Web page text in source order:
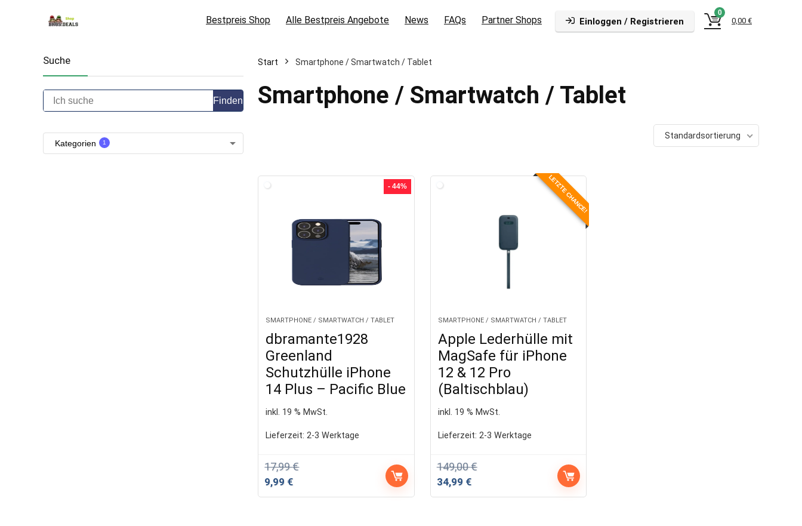
Bestpreis Shop Alle Bestpreis Angebote News FAQs Partner Shops Einloggen / Registrieren
0
0,00 €
Suche
Finden
Kategorien 1
Start Smartphone / Smartwatch / Tablet
Smartphone / Smartwatch / Tablet
Standardsortierung
- 44%
SMARTPHONE / SMARTWATCH / TABLET
dbramante1928
Greenland
Schutzhülle iPhone
14 Plus – Pacific Blue
17,99€
Ursprünglicher
9,99 €Aktueller
inkl. 19 % MwSt.
Lieferzeit:2-3 Werktage
LETZTE CHANCE!
SMARTPHONE / SMARTWATCH / TABLET
Apple Lederhülle mit
MagSafe für iPhone
12 & 12 Pro
(Baltischblau)
149,00€
Ursprünglicher
34,99 €Aktueller
inkl. 19 % MwSt.
Lieferzeit: 2-3 Werktage